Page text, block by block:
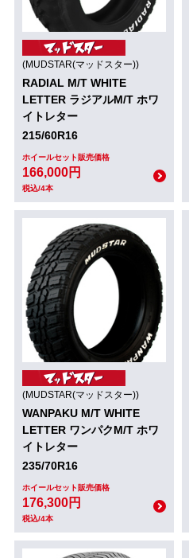
(MUDSTAR(マッドスター))
RADIAL M/T WHITE
LETTER ラジアルM/T ホワ
イトレター
215/60R16
ホイールセット販売価格
166,000円
税込/4本
(MUDSTAR(マッドスター))
WANPAKU M/T WHITE
LETTER ワンパクM/T ホワ
イトレター
235/70R16
ホイールセット販売価格
176,300円
税込/4本